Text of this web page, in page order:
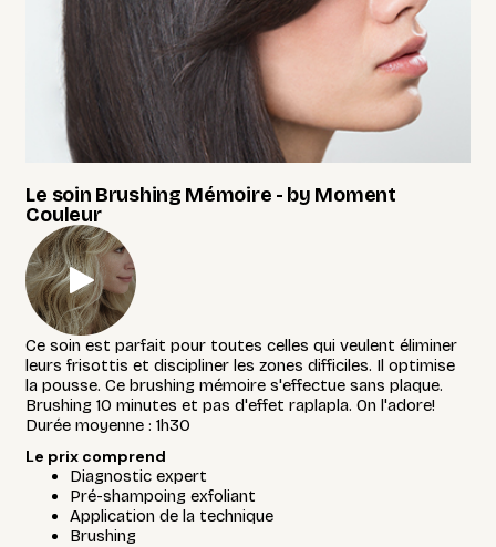
Le soin Brushing Mémoire - by Moment
Couleur
Ce soin est parfait pour toutes celles qui veulent éliminer
leurs frisottis et discipliner les zones difficiles. Il optimise
la pousse. Ce brushing mémoire s'effectue sans plaque.
Brushing 10 minutes et pas d'effet raplapla. On l'adore!
Durée moyenne : 1h30
Le prix comprend
Diagnostic expert
Pré-shampoing exfoliant
Application de la technique
Brushing